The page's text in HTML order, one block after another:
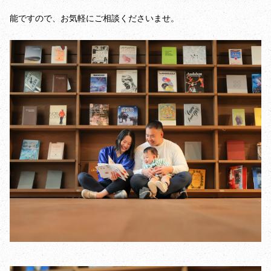
能ですので、お気軽にご相談くださいませ。